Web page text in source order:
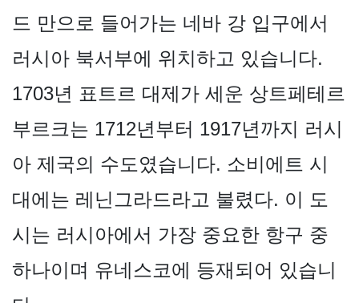
드 만으로 들어가는 네바 강 입구에서
러시아 북서부에 위치하고 있습니다.
1703년 표트르 대제가 세운 상트페테르
부르크는 1712년부터 1917년까지 러시
아 제국의 수도였습니다. 소비에트 시
대에는 레닌그라드라고 불렸다. 이 도
시는 러시아에서 가장 중요한 항구 중
하나이며 유네스코에 등재되어 있습니